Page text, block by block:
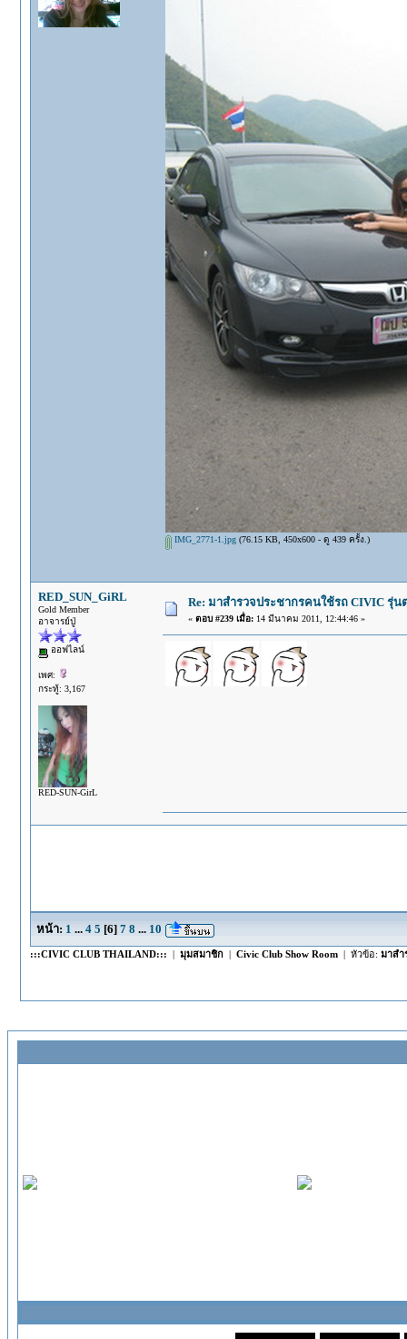
IMG_2771-1.jpg(76.15 KB, 450x600 - ดู 439 ครั้ง.)
RED_SUN_GiRL
Gold Member
อาจารย์ปู่
ออฟไลน์
เพศ:
กระทู้: 3,167
RED-SUN-GirL
Re: มาสำรวจประชากรคนใช้รถ CIVIC รุ่น
« ตอบ #239 เมื่อ:14 มีนาคม 2011, 12:44:46 »
หน้า: 1 ... 4 5 [6] 7 8 ... 10
:::CIVIC CLUB THAILAND::: | มุมสมาชิก| Civic Club Show Room| หัวข้อ: มาสำ